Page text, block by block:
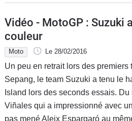
Vidéo - MotoGP : Suzuki annonce la
couleur
Moto Le 28/02/2016
Un peu en retrait lors des premiers
Sepang, le team Suzuki a tenu le
Island lors des seconds essais.
Viñales qui a impressionné avec
pas mené Aleix Espargaró au